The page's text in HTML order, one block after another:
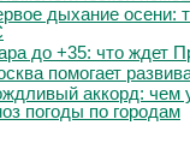
дыхание осени:
до +35: что ждет
помогает
аккорд: чем
погоды по городам